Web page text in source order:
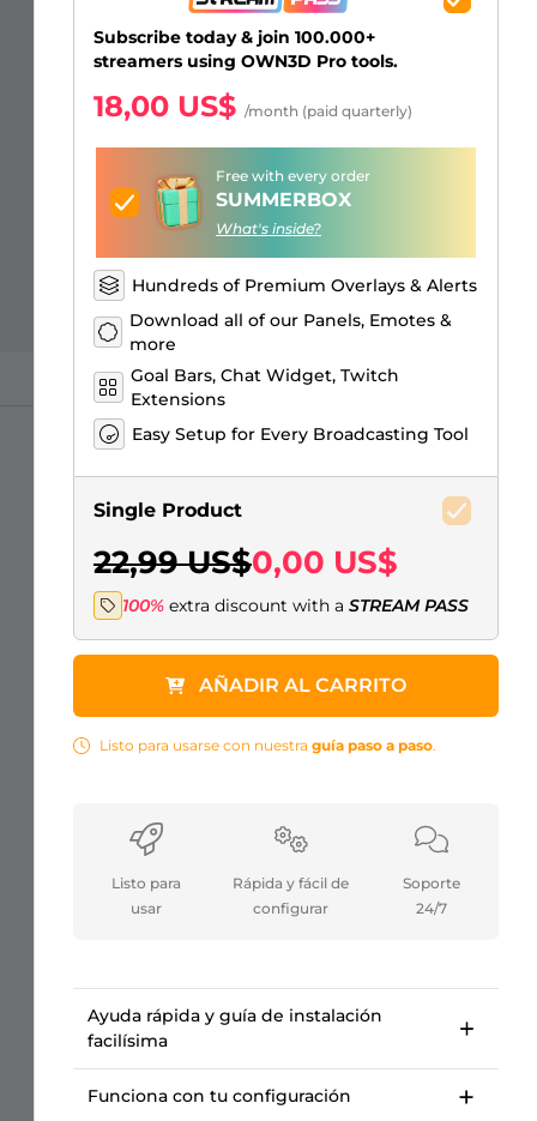
Just Chatting Overlays
Alertas Facebook
Banner de pausa para el
Emotes para suscriptores de
Emblemas de Bits de Twitch
Creador de logos de juegos
Subscribe today & join 100.000+
streamers using OWN3D Pro tools.
18,00 US$ /month (paid quarterly)
Free with every order
SUMMERBOX
What's inside?
Hundreds of Premium Overlays & Alerts
Download all of our Panels, Emotes &
more
Goal Bars, Chat Widget, Twitch
Extensions
Easy Setup for Every Broadcasting Tool
Single Product
22,99 US$0,00 US$
100% extra discount with a STREAM PASS
AÑADIR AL CARRITO
Listo para usarse con nuestra guía paso a paso.
Listo para
usar
Rápida y fácil de
configurar
Soporte
24/7
Ayuda rápida y guía de instalación
facilísima
Guía de configuración paso a paso para
empezar en <10 minutos.
Funciona con tu configuración